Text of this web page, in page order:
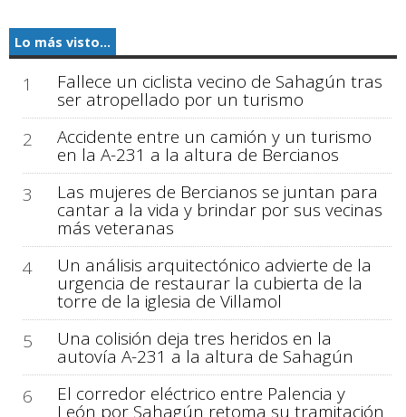
Lo más visto...
1 Fallece un ciclista vecino de Sahagún tras
ser atropellado por un turismo
2
Accidente entre un camión y un turismo
en la A-231 a la altura de Bercianos
3
Las mujeres de Bercianos se juntan para
cantar a la vida y brindar por sus vecinas
más veteranas
4
Un análisis arquitectónico advierte de la
urgencia de restaurar la cubierta de la
torre de la iglesia de Villamol
5
Una colisión deja tres heridos en la
autovía A-231 a la altura de Sahagún
6
El corredor eléctrico entre Palencia y
León por Sahagún retoma su tramitación